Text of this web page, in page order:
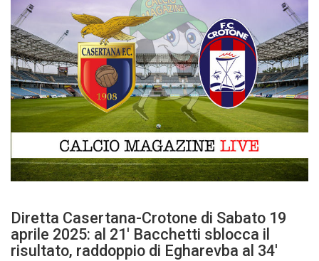
Diretta Casertana-Crotone di Sabato 19
aprile 2025: al 21′ Bacchetti sblocca il
risultato, raddoppio di Egharevba al 34′